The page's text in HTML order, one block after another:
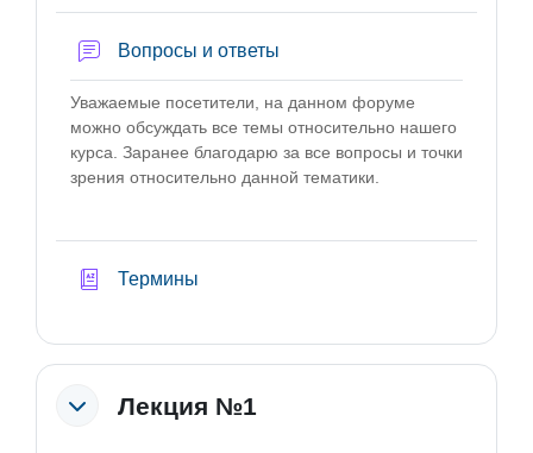
Вопросы и ответы
Уважаемые посетители, на данном форуме
можно обсуждать все темы относительно нашего
курса. Заранее благодарю за все вопросы и точки
зрения относительно данной тематики.
Термины
Лекция №1